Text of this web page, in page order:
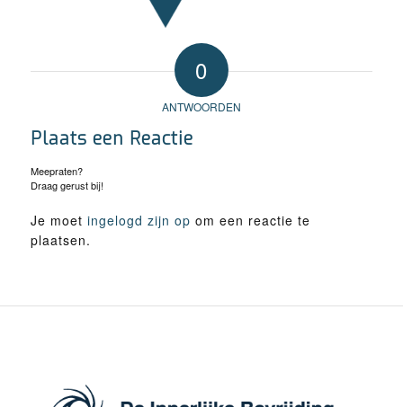
0
ANTWOORDEN
Plaats een Reactie
Meepraten?
Draag gerust bij!
Je moet ingelogd zijn op om een reactie te
plaatsen.